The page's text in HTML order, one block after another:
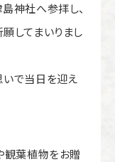
神社へ参拝し、
してまいりまし
で当日を迎え
観葉植物をお贈